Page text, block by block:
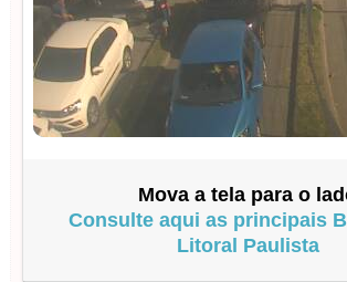
Mova a tela para o
Consulte aqui as principais
Litoral Paulista